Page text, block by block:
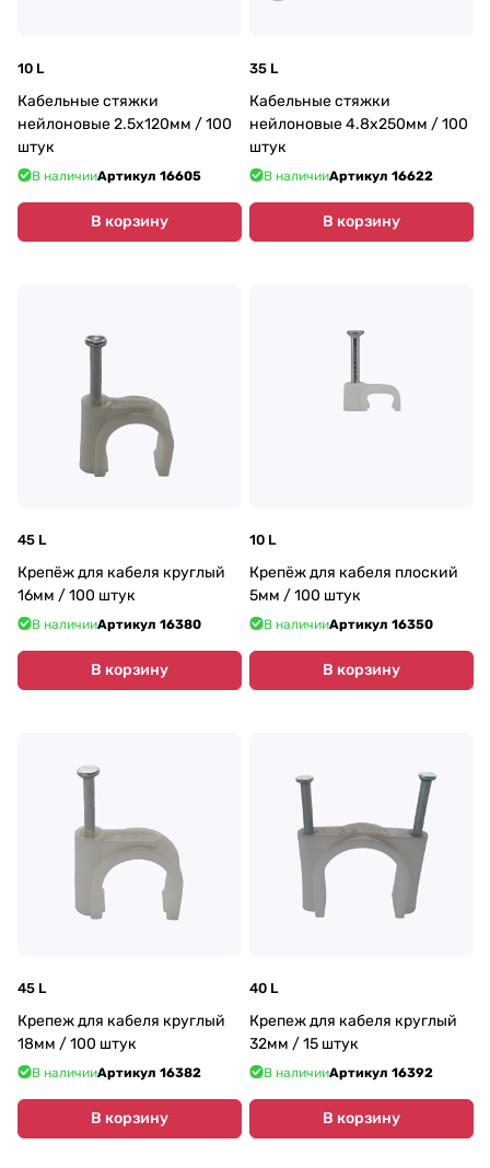
10 L
Кабельные стяжки
нейлоновые 2.5х120мм / 100
штук
В наличииАртикул 16605
В корзину
35 L
Кабельные стяжки
нейлоновые 4.8х250мм / 100
штук
В наличииАртикул 16622
В корзину
45 L
Крепёж для кабеля круглый
16мм / 100 штук
В наличииАртикул 16380
В корзину
10 L
Крепёж для кабеля плоский
5мм / 100 штук
В наличииАртикул 16350
В корзину
45 L
Крепеж для кабеля круглый
18мм / 100 штук
В наличииАртикул 16382
В корзину
40 L
Крепеж для кабеля круглый
32мм / 15 штук
В наличииАртикул 16392
В корзину